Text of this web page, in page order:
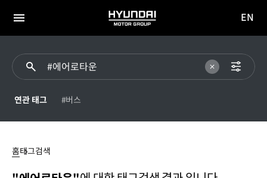
전체
HYUNDAI
MOTOR
이동
EN
연관 태그 #버스
홈태그검색